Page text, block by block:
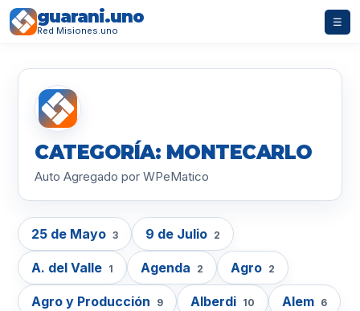
guarani.uno
Red Misiones.uno
☰
CATEGORÍA: MONTECARLO
Auto Agregado por WPeMatico
25 de Mayo 3 9 de Julio 2
A. del Valle 1 Agenda 2 Agro 2
Agro y Producción 9 Alberdi 10 Alem 6